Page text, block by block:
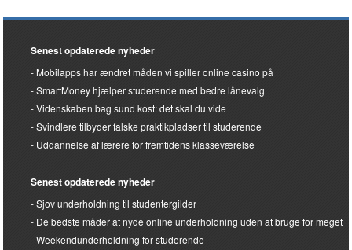
Senest opdaterede nyheder
Mobilapps har ændret måden vi spiller online casino på
SmartMoney hjælper studerende med bedre lånevalg
Videnskaben bag sund kost: det skal du vide
Svindlere tilbyder falske praktikpladser til studerende
Uddannelse af lærere for fremtidens klasseværelse
Senest opdaterede nyheder
Sjov underholdning til studentergilder
De bedste måder at nyde online underholdning uden at bruge for meget
Weekendunderholdning for studerende